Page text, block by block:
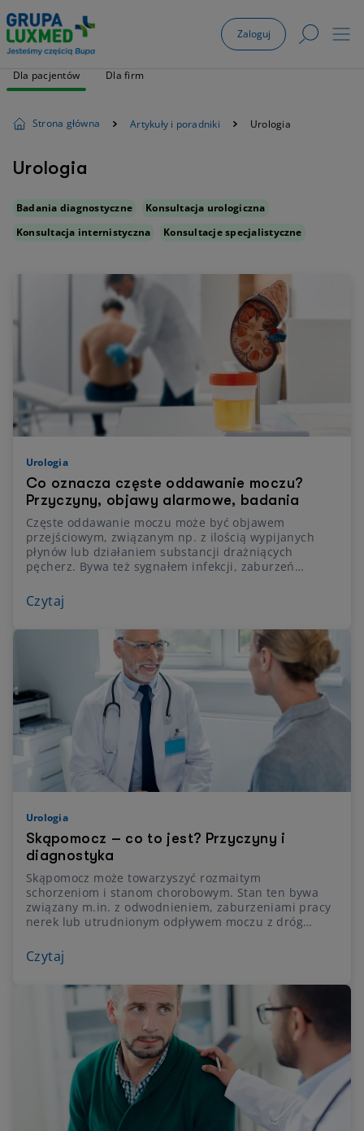
Zaloguj
Dla pacjentów Dla firm
Strona główna Artykuły i poradniki Urologia
Urologia
Badania diagnostyczne
Konsultacja urologiczna
Konsultacja internistyczna
Konsultacje specjalistyczne
Urologia
Co oznacza częste oddawanie moczu?
Przyczyny, objawy alarmowe, badania
Częste oddawanie moczu może być objawem
przejściowym, związanym np. z ilością wypijanych
płynów lub działaniem substancji drażniących
pęcherz. Bywa też sygnałem infekcji, zaburzeń
neurologicznych. Wyjaśniamy, co może oznaczać
częste oddawanie moczu. Wskazujemy również
diagnostyczne i leczenie.
Czytaj
Urologia
Skąpomocz – co to jest? Przyczyny i
diagnostyka
Skąpomocz może towarzyszyć rozmaitym
schorzeniom i stanom chorobowym. Stan ten bywa
związany m.in. z odwodnieniem, zaburzeniami pracy
nerek lub utrudnionym odpływem moczu z dróg
dochodzi do zaburzeń gospodarki wodno-
elektrolitowej lub funkcjonowania układu moczowego.
konieczna jest pilna konsultacja lekarska?
Wyjaśniamy.
Czytaj